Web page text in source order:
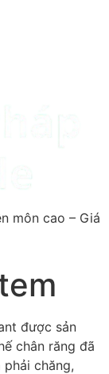
môn cao – Giá
được sản
chân răng đã
chăng,